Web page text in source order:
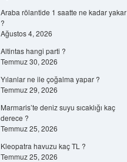
Araba rölantide 1 saatte ne kadar yakar
?
Ağustos 4, 2026
Altintas hangi parti ?
Temmuz 30, 2026
Yılanlar ne ile çoğalma yapar ?
Temmuz 29, 2026
Marmaris’te deniz suyu sıcaklığı kaç
derece ?
Temmuz 25, 2026
Kleopatra havuzu kaç TL ?
Temmuz 25, 2026